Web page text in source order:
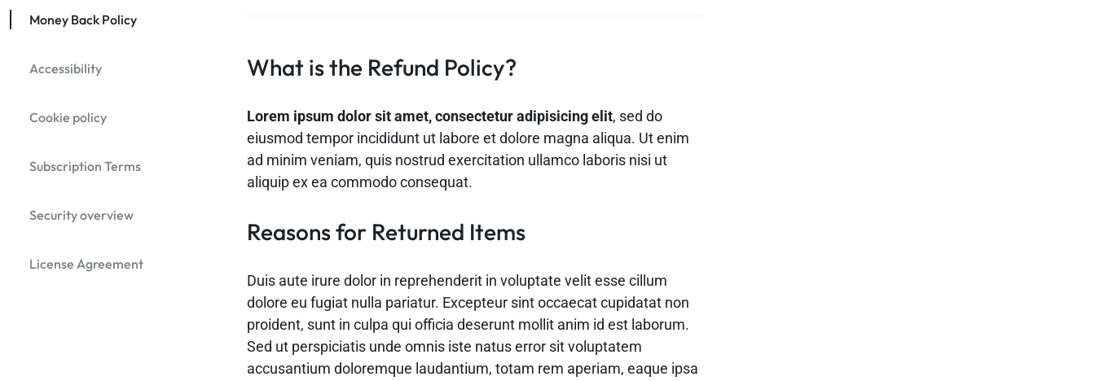
Money Back Policy
Accessibility
Cookie policy
Subscription Terms
Security overview
License Agreement
What is the Refund Policy?
Lorem ipsum dolor sit amet, consectetur adipisicing elit, sed do
eiusmod tempor incididunt ut labore et dolore magna aliqua. Ut enim
ad minim veniam, quis nostrud exercitation ullamco laboris nisi ut
aliquip ex ea commodo consequat.
Reasons for Returned Items
Duis aute irure dolor in reprehenderit in voluptate velit esse cillum
dolore eu fugiat nulla pariatur. Excepteur sint occaecat cupidatat non
proident, sunt in culpa qui officia deserunt mollit anim id est laborum.
Sed ut perspiciatis unde omnis iste natus error sit voluptatem
accusantium doloremque laudantium, totam rem aperiam, eaque ipsa